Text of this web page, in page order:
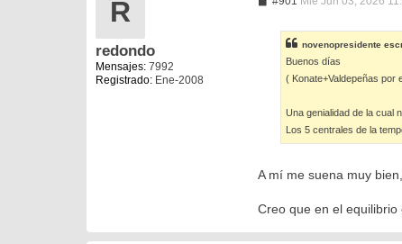
R
redondo
Mensajes: 7992
Registrado: Ene-2008
s
a
j
e
novenopresidente
Buenos días
( Konate+Valdepeñas por
Una genialidad de la cual
Los 5 centrales de la
A mí me suena muy
Creo que en el equilibrio